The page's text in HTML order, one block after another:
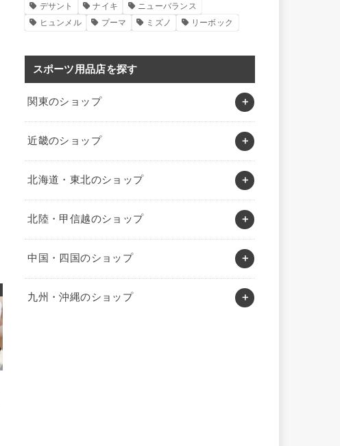
デサント
ナイキ
ニューバランス
ヒュンメル
プーマ ミズノ リーボック
スポーツ用品店を探す
関東のショップ
近畿のショップ
北海道・東北のショップ
北陸・甲信越のショップ
中国・四国のショップ
九州・沖縄のショップ